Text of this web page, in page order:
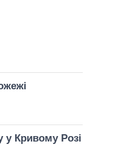
у Кривому Розі